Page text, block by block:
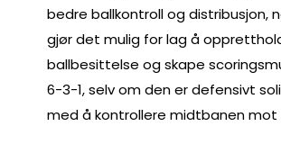
bedre ballkontroll og distribusjon,
gjør det mulig for lag å
ballbesittelse og skape
6-3-1, selv om den er defensivt
med å kontrollere midtbanen mot